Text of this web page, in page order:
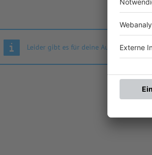
Leider gibt es für deine Auswahl keine